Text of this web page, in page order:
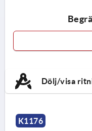
Dölj/visa
K1176